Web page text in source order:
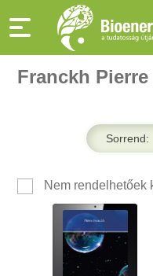
Franckh Pierre
Sorrend:
Nem rendelhetőek